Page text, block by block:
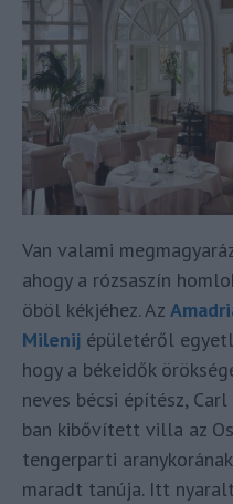
Van valami
ahogy a rózsaszín
öböl kékjéhez. Az
Milenij épületéről
hogy a békeidők
neves bécsi építész,
ban kibővített villa az
tengerparti
maradt tanúja. Itt